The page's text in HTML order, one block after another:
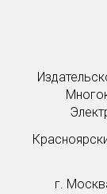
г.